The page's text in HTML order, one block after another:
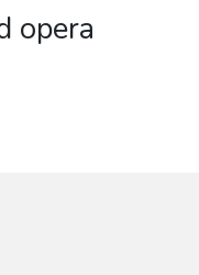
opera